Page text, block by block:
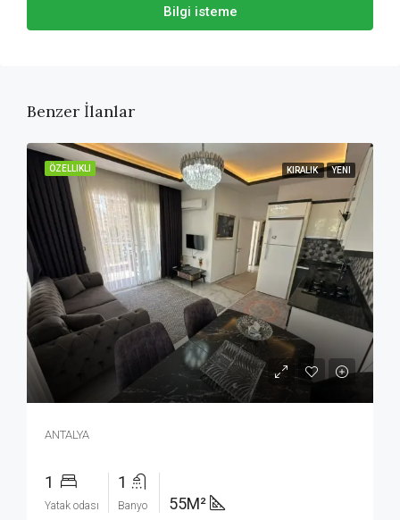
Bilgi isteme
Benzer İlanlar
ÖZELLIKLI KIRALIK YENI
ANTALYA
1
Yatak odası
1
Banyo 55M²